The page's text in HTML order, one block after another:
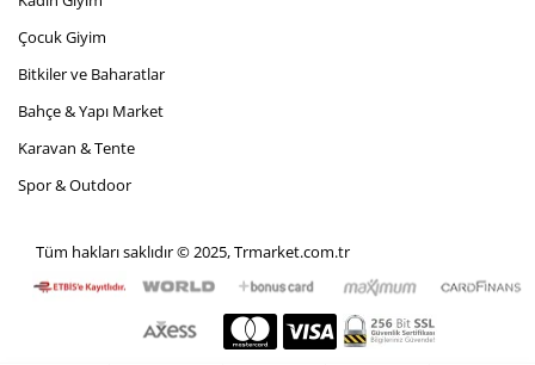
Çocuk Giyim
Bitkiler ve Baharatlar
Bahçe & Yapı Market
Karavan & Tente
Spor & Outdoor
Tüm hakları saklıdır © 2025, Trmarket.com.tr